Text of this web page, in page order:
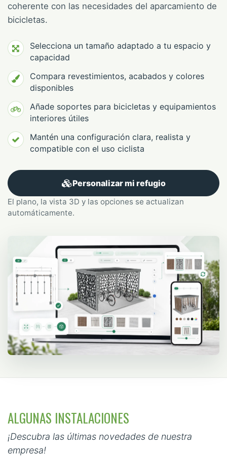
coherente con las necesidades del aparcamiento de
bicicletas.
Selecciona un tamaño adaptado a tu espacio y
capacidad
Compara revestimientos, acabados y colores
disponibles
Añade soportes para bicicletas y equipamientos
interiores útiles
Mantén una configuración clara, realista y
compatible con el uso ciclista
Personalizar mi refugio
El plano, la vista 3D y las opciones se actualizan
automáticamente.
ALGUNAS INSTALACIONES
¡Descubra las últimas novedades de nuestra
empresa!